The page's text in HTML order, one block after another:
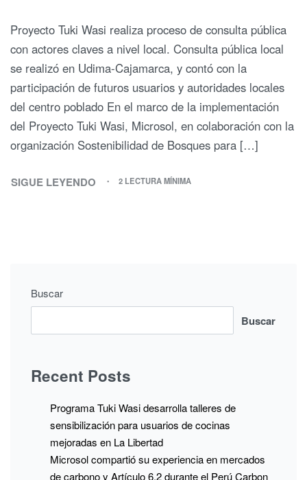
Proyecto Tuki Wasi realiza proceso de consulta pública
con actores claves a nivel local. Consulta pública local
se realizó en Udima-Cajamarca, y contó con la
participación de futuros usuarios y autoridades locales
del centro poblado En el marco de la implementación
del Proyecto Tuki Wasi, Microsol, en colaboración con la
organización Sostenibilidad de Bosques para […]
SIGUE LEYENDO 2 LECTURA MÍNIMA
Buscar
Buscar
Recent Posts
Programa Tuki Wasi desarrolla talleres de
sensibilización para usuarios de cocinas
mejoradas en La Libertad
Microsol compartió su experiencia en mercados
de carbono y Artículo 6.2 durante el Perú Carbon